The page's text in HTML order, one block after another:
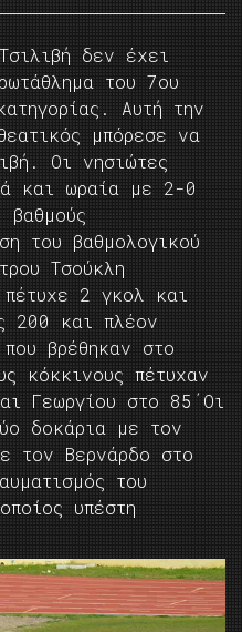
δεν έχει
του 7ου
Αυτή την
μπόρεσε να
Οι νησιώτες
και ωραία με 2-0
του βαθμολογικού
Τσούκλη
πέτυχε 2 γκολ και
200 και πλέον
βρέθηκαν στο
κόκκινους πέτυχαν
Γεωργίου στο 85΄Οι
δοκάρια με τον
τον Βερνάρδο στο
του
υπέστη